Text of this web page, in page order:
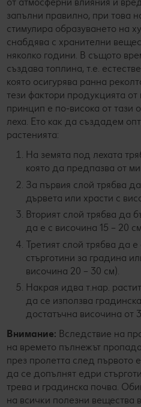
запълни правилно, при това
стимулира образуването на
снабдява с хранителни
няколко години. В същото
създава топлина, т.е.
която осигурява ранна
тези фактори продукцията от
принцип е по-висока от тази
леха. Ето как да създадем
растенията:
На земята под лехата
която да предпазва от
За първия слой трябва
дървета или храсти с
Вторият слой трябва да
да е с височина 15 – 20
Третият слой трябва да
стърготини за градина
височина 20 – 30 см).
Накрая идва т.нар.
да се използва
достатъчна височина от
Внимание: Вследствие на
на времето пълнежът
през пролетта след първото
да се допълнят едри
трева и градинска почва.
на всички полезни вещества